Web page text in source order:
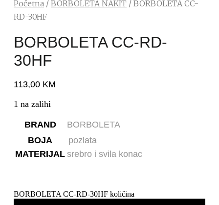
Početna / BORBOLETA NAKIT / BORBOLETA CC-
RD-30HF
BORBOLETA CC-RD-
30HF
113,00 KM
1 na zalihi
BRAND
BORBOLETA
BOJA
pozlata
MATERIJAL srebro i svila konac
BORBOLETA CC-RD-30HF količina